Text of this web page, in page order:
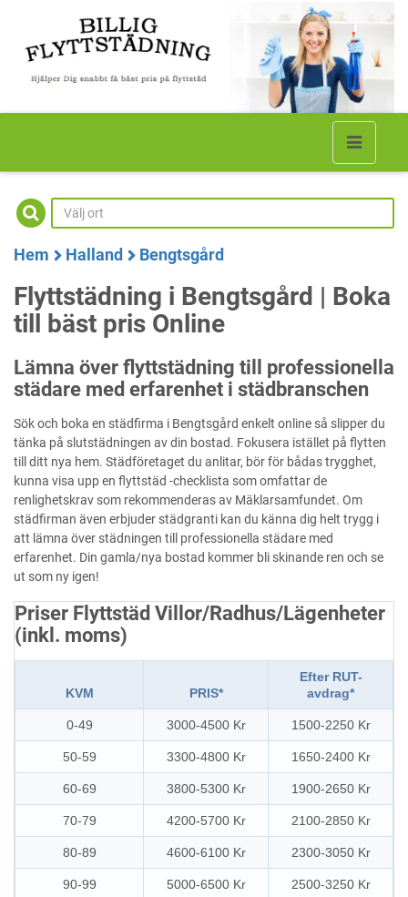
Hem Halland Bengtsgård
Flyttstädning i Bengtsgård | Boka
till bäst pris Online
Lämna över flyttstädning till professionella
städare med erfarenhet i städbranschen
Sök och boka en städfirma i Bengtsgård enkelt online så slipper du
tänka på slutstädningen av din bostad. Fokusera istället på flytten
till ditt nya hem. Städföretaget du anlitar, bör för bådas trygghet,
kunna visa upp en flyttstäd -checklista som omfattar de
renlighetskrav som rekommenderas av Mäklarsamfundet. Om
städfirman även erbjuder städgranti kan du känna dig helt trygg i
att lämna över städningen till professionella städare med
erfarenhet. Din gamla/nya bostad kommer bli skinande ren och se
ut som ny igen!
Priser Flyttstäd Villor/Radhus/Lägenheter
(inkl. moms)
KVM PRIS*
Efter RUT-
avdrag*
0-49 3000-4500 Kr 1500-2250 Kr
50-59 3300-4800 Kr 1650-2400 Kr
60-69 3800-5300 Kr 1900-2650 Kr
70-79 4200-5700 Kr 2100-2850 Kr
80-89 4600-6100 Kr 2300-3050 Kr
90-99 5000-6500 Kr 2500-3250 Kr